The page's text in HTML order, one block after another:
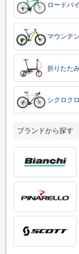
ロードバ
マウンテ
折りたた
シクロク
ブランドから探す